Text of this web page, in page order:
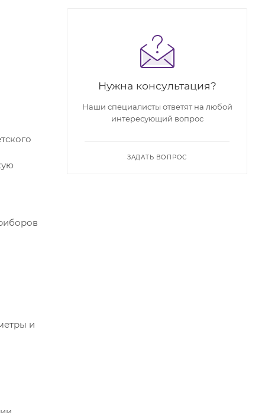
и
Нужна консультация?
Наши специалисты ответят на любой
интересующий вопрос
ЗАДАТЬ ВОПРОС